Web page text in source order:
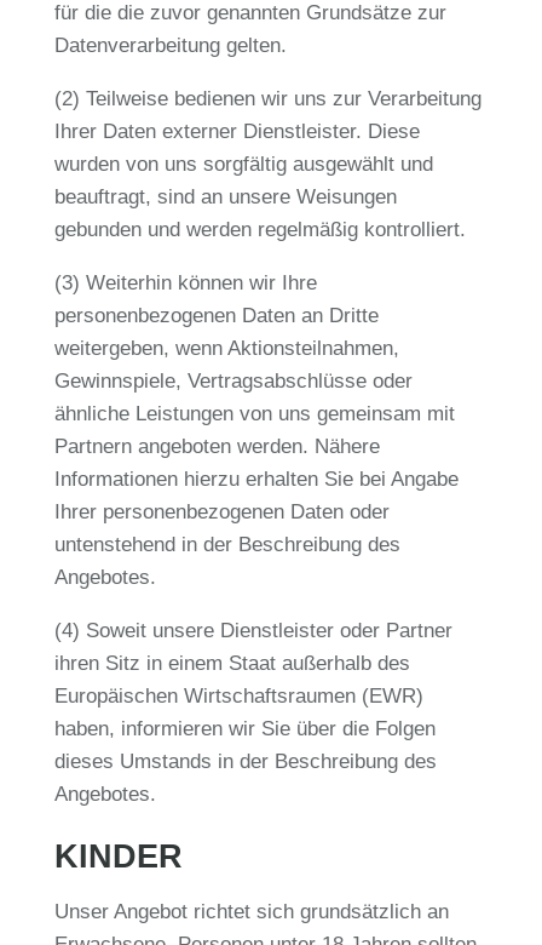
für die die zuvor genannten Grundsätze zur
Datenverarbeitung gelten.
(2) Teilweise bedienen wir uns zur Verarbeitung
Ihrer Daten externer Dienstleister. Diese
wurden von uns sorgfältig ausgewählt und
beauftragt, sind an unsere Weisungen
gebunden und werden regelmäßig kontrolliert.
(3) Weiterhin können wir Ihre
personenbezogenen Daten an Dritte
weitergeben, wenn Aktionsteilnahmen,
Gewinnspiele, Vertragsabschlüsse oder
ähnliche Leistungen von uns gemeinsam mit
Partnern angeboten werden. Nähere
Informationen hierzu erhalten Sie bei Angabe
Ihrer personenbezogenen Daten oder
untenstehend in der Beschreibung des
Angebotes.
(4) Soweit unsere Dienstleister oder Partner
ihren Sitz in einem Staat außerhalb des
Europäischen Wirtschaftsraumen (EWR)
haben, informieren wir Sie über die Folgen
dieses Umstands in der Beschreibung des
Angebotes.
KINDER
Unser Angebot richtet sich grundsätzlich an